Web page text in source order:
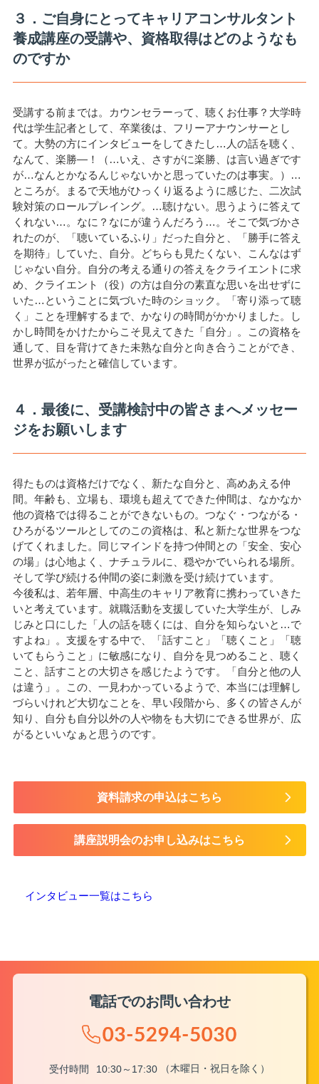
３．ご自身にとってキャリアコンサルタント
養成講座の受講や、資格取得はどのようなも
のですか
受講する前までは。カウンセラーって、聴くお仕事？大学時
代は学生記者として、卒業後は、フリーアナウンサーとし
て。大勢の方にインタビューをしてきたし…人の話を聴く、
なんて、楽勝—！（…いえ、さすがに楽勝、は言い過ぎです
が…なんとかなるんじゃないかと思っていたのは事実。）…
ところが。まるで天地がひっくり返るように感じた、二次試
験対策のロールプレイング。…聴けない。思うように答えて
くれない…。なに？なにが違うんだろう…。そこで気づかさ
れたのが、「聴いているふり」だった自分と、「勝手に答え
を期待」していた、自分。どちらも見たくない、こんなはず
じゃない自分。自分の考える通りの答えをクライエントに求
め、クライエント（役）の方は自分の素直な思いを出せずに
いた…ということに気づいた時のショック。「寄り添って聴
く」ことを理解するまで、かなりの時間がかかりました。し
かし時間をかけたからこそ見えてきた「自分」。この資格を
通して、目を背けてきた未熟な自分と向き合うことができ、
世界が拡がったと確信しています。
４．最後に、受講検討中の皆さまへメッセー
ジをお願いします
得たものは資格だけでなく、新たな自分と、高めあえる仲
間。年齢も、立場も、環境も超えてできた仲間は、なかなか
他の資格では得ることができないもの。つなぐ・つながる・
ひろがるツールとしてのこの資格は、私と新たな世界をつな
げてくれました。同じマインドを持つ仲間との「安全、安心
の場」は心地よく、ナチュラルに、穏やかでいられる場所。
そして学び続ける仲間の姿に刺激を受け続けています。
今後私は、若年層、中高生のキャリア教育に携わっていきた
いと考えています。就職活動を支援していた大学生が、しみ
じみと口にした「人の話を聴くには、自分を知らないと…で
すよね」。支援をする中で、「話すこと」「聴くこと」「聴
いてもらうこと」に敏感になり、自分を見つめること、聴く
こと、話すことの大切さを感じたようです。「自分と他の人
は違う」。この、一見わかっているようで、本当には理解し
づらいけれど大切なことを、早い段階から、多くの皆さんが
知り、自分も自分以外の人や物をも大切にできる世界が、広
がるといいなぁと思うのです。
資料請求の申込はこちら
講座説明会のお申し込みはこちら
インタビュー一覧はこちら
電話でのお問い合わせ
受付時間 10:30～17:30 （木曜日・祝日を除く）